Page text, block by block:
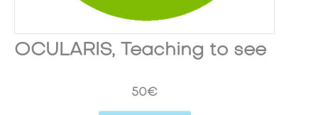
OCULARIS, Teaching to see
50€